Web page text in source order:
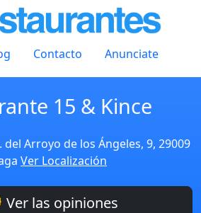
Contacto Anunciate
15 & Kince
del Arroyo de los Ángeles, 9, 29009
Ver Localización
las opiniones